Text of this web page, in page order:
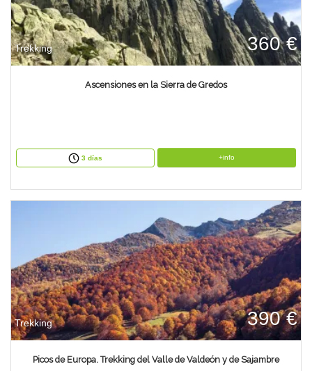
Trekking 360 €
Ascensiones en la Sierra de Gredos
3 días +info
Trekking 390 €
Picos de Europa. Trekking del Valle de Valdeón y de Sajambre